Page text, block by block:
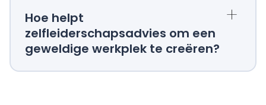
+
Hoe helpt
zelfleiderschapsadvies om een
geweldige werkplek te creëren?